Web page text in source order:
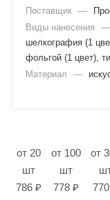
Поставщик —
Виды нанесения
—
шелкография (1
фольгой (1 цвет),
Материал
—
от 20
шт
786 ₽
от 100
шт
778 ₽
от